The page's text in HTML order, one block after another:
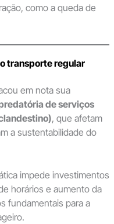
como a queda de
transporte regular
em nota sua
de serviços
, que afetam
a sustentabilidade do
impede investimentos
horários e aumento da
fundamentais para a